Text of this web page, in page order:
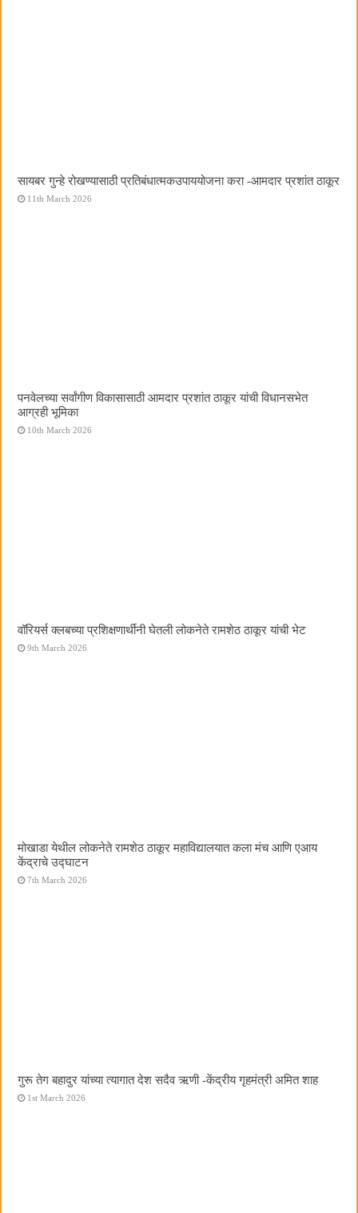
सायबर गुन्हे रोखण्यासाठी प्रतिबंधात्मकउपाययोजना करा -आमदार प्रशांत ठाकूर
11th March 2026
पनवेलच्या सर्वांगीण विकासासाठी आमदार प्रशांत ठाकूर यांची विधानसभेत
आग्रही भूमिका
10th March 2026
वॉरियर्स क्लबच्या प्रशिक्षणार्थींनी घेतली लोकनेते रामशेठ ठाकूर यांची भेट
9th March 2026
मोखाडा येथील लोकनेते रामशेठ ठाकूर महाविद्यालयात कला मंच आणि एआय
केंद्राचे उद्घाटन
7th March 2026
गुरू तेग बहादुर यांच्या त्यागात देश सदैव ऋणी -केंद्रीय गृहमंत्री अमित शाह
1st March 2026